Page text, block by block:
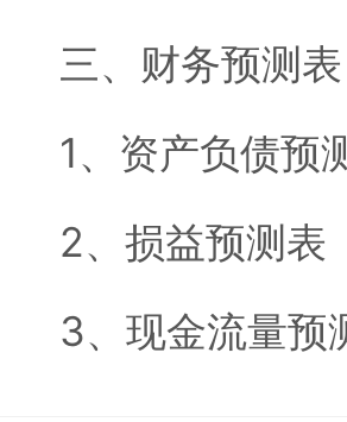
三、财务预测表
1、资产负债预
2、损益预测表
3、现金流量预